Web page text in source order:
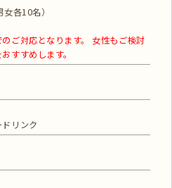
各10名）
ご対応となります。 女性もご検討
すすめします。
リンク